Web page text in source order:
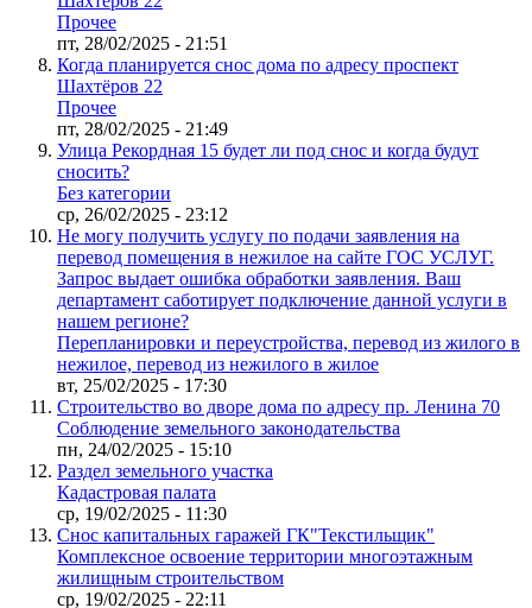
Прочее
пт, 28/02/2025 - 21:51
Когда планируется снос дома по адресу проспект
Шахтёров 22
Прочее
пт, 28/02/2025 - 21:49
Улица Рекордная 15 будет ли под снос и когда будут
сносить?
Без категории
ср, 26/02/2025 - 23:12
Не могу получить услугу по подачи заявления на
перевод помещения в нежилое на сайте ГОС УСЛУГ.
Запрос выдает ошибка обработки заявления. Ваш
департамент саботирует подключение данной услуги в
нашем регионе?
Перепланировки и переустройства, перевод из жилого в
нежилое, перевод из нежилого в жилое
вт, 25/02/2025 - 17:30
Строительство во дворе дома по адресу пр. Ленина 70
Соблюдение земельного законодательства
пн, 24/02/2025 - 15:10
Раздел земельного участка
Кадастровая палата
ср, 19/02/2025 - 11:30
Снос капитальных гаражей ГК"Текстильщик"
Комплексное освоение территории многоэтажным
жилищным строительством
ср, 19/02/2025 - 22:11